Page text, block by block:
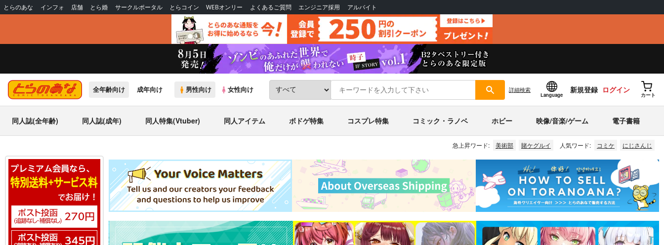
とらのあな インフォ 店舗 とら婚 サークルポータル とらコイン WEBオンリー よくあるご質問 エンジニア採用 アルバイト
全年齢向け 成年向け 男性向け 女性向け 詳細検索
Language
新規登録 ログイン
カート
同人誌(全年齢) 同人誌(成年) 同人特集(Vtuber) 同人アイテム ボドゲ特集 コスプレ特集 コミック・ラノベ ホビー 映像/音楽/ゲーム 電子書籍
急上昇ワード: 美術部 賭ケグルイ 人気ワード: コミケ にじさんじ